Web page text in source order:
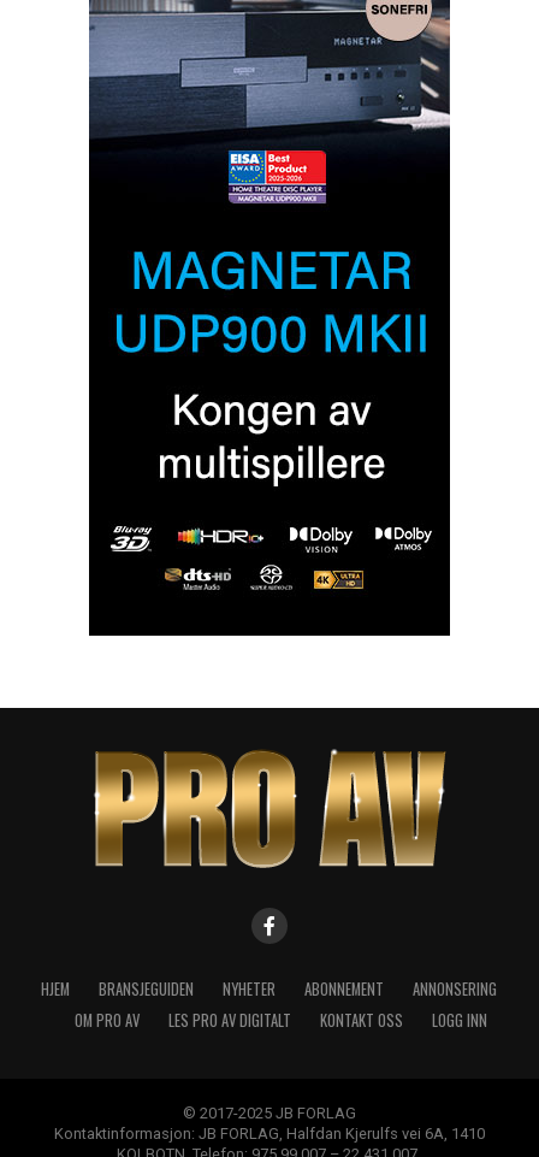
HJEM BRANSJEGUIDEN NYHETER ABONNEMENT
ANNONSERING
OM PRO AV
LES PRO AV DIGITALT KONTAKT OSS LOGG INN
© 2017-2025 JB FORLAG
Kontaktinformasjon: JB FORLAG, Halfdan Kjerulfs vei 6A, 1410